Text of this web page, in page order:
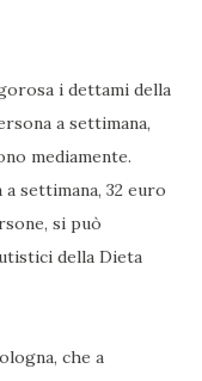
i dettami della
a settimana,
mediamente.
settimana, 32 euro
si può
della Dieta
che a